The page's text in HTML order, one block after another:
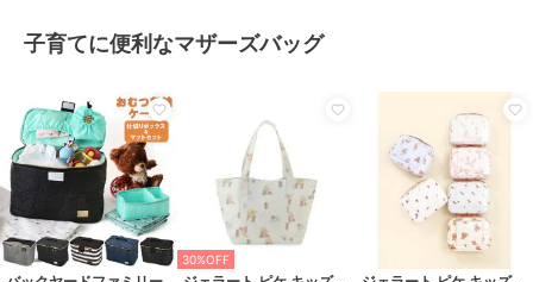
子育てに便利なマザーズバッグ
30%OFF